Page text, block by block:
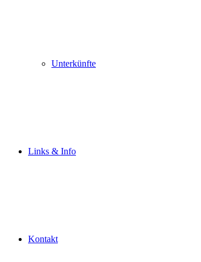
Unterkünfte
Links & Info
Kontakt